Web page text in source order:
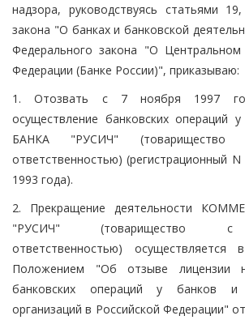
надзора, руководствуясь статьями
закона "О банках и банковской
Федерального закона "О Центральном
Федерации (Банке России)", приказываю:
1. Отозвать с 7 ноября 1997
осуществление банковских
БАНКА "РУСИЧ" (товарищество
ответственностью) (регистрационный
1993 года).
2. Прекращение деятельности
"РУСИЧ" (товарищество с
ответственностью) осуществляется
Положением "Об отзыве лицензии
банковских операций у банков и
организаций в Российской Федерации"